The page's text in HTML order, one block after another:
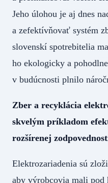
Jeho úlohou je aj dnes
a zefektívňovať systém
slovenskí spotrebitelia
ho ekologicky a
v budúcnosti plnilo
Zber a recyklácia
skvelým príkladom
rozšírenej
Elektrozariadenia sú
aby výrobcovia mali